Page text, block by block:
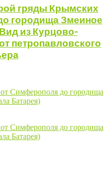
гряды Крымских
городища Змеиное
из Курцово-
петропавловского